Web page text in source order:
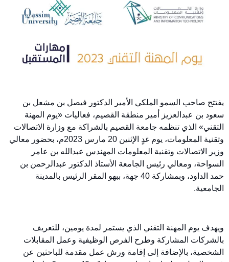
يفتتح صاحب السمو الملكي الأمير الدكتور فيصل بن مشعل بن
سعود بن عبدالعزيز أمير منطقة القصيم، فعاليات «يوم المهنة
التقني» الذي تنظمه جامعة القصيم بالشراكة مع وزارة الاتصالات
وتقنية المعلومات، يوم غدٍ الإثنين 20 مارس 2023م، بحضور معالي
وزير الاتصالات وتقنية المعلومات المهندس عبدالله بن عامر
السواحة، ومعالي رئيس الجامعة الأستاذ الدكتور عبدالرحمن بن
حمد الداود، وبمشاركة 40 جهة، ببهو المقر الرئيس بالمدينة
الجامعية.
ويهدف يوم المهنة التقني الذي يستمر لمدة يومين، للتعريف
بالشركات المشاركة وطرح الفرص الوظيفية وعمل المقابلات
الشخصية، بالإضافة إلى إقامة ورش عمل مقدمة للباحثين عن